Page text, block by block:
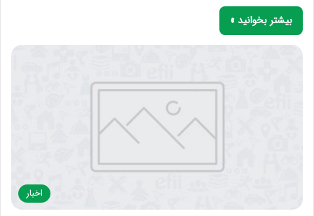
بیشتر بخوانید »
اخبار